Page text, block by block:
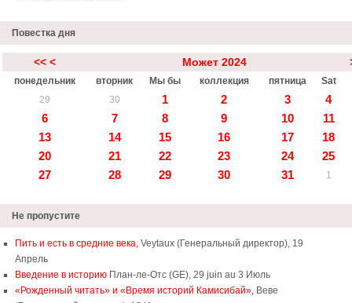
Повестка дня
<< < Может 2024
понедельник вторник Мы бы коллекция пятница Sat
29
30 1 2 3
4
6
7 8 9 10
11
13
14 15 16 17
18
20
21 22 23 24
25
27
28 29 30 31 1
Не пропустите
Пить и есть в средние века, Veytaux (Генеральный директор), 19
Апрель
Введение в историю План-ле-Отс (GE), 29 juin au 3 Июль
«Рожденный читать» и «Время историй Камисибай», Веве